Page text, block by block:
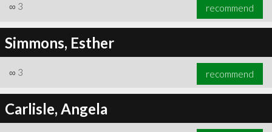
∞ 3 recommend
Simmons, Esther
∞ 3 recommend
Carlisle, Angela